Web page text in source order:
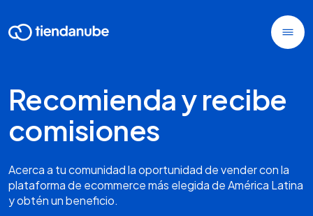
Recomienda y recibe
comisiones
Acerca a tu comunidad la oportunidad de vender con la
plataforma de ecommerce más elegida de América Latina
y obtén un beneficio.